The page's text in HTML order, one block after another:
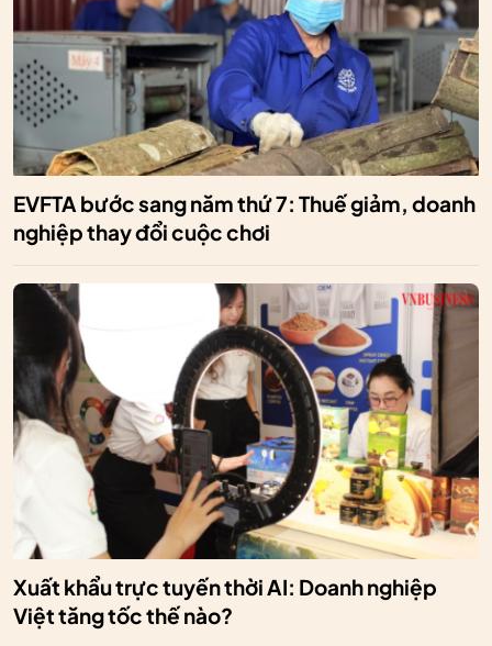
EVFTA bước sang năm thứ 7: Thuế giảm, doanh
nghiệp thay đổi cuộc chơi
Xuất khẩu trực tuyến thời AI: Doanh nghiệp
Việt tăng tốc thế nào?